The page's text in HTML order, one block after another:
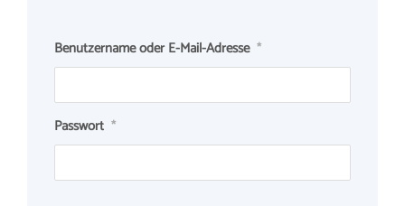
Benutzername oder E-Mail-Adresse *
Passwort *